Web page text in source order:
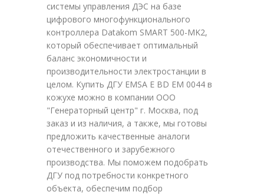
системы управления ДЭС на базе
цифрового многофункционального
контроллера Datakom SMART 500-MK2,
который обеспечивает оптимальный
баланс экономичности и
производительности электростанции в
целом. Купить ДГУ EMSA E BD EM 0044 в
кожухе можно в компании ООО
"Генераторный центр" г. Москва, под
заказ и из наличия, а также, мы готовы
предложить качественные аналоги
отечественного и зарубежного
производства. Мы поможем подобрать
ДГУ под потребности конкретного
объекта, обеспечим подбор